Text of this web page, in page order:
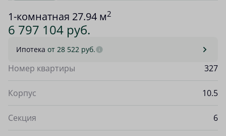
1-комнатная 27.94 м2
6 797 104 руб.
Ипотека от 28 522 руб.
Номер квартиры 327
Корпус 10.5
Секция 6